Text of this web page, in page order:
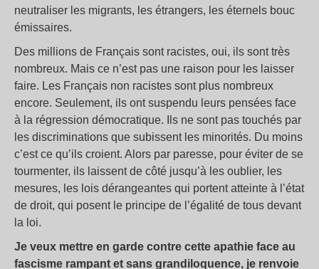
neutraliser les migrants, les étrangers, les éternels bouc
émissaires.
Des millions de Français sont racistes, oui, ils sont très
nombreux. Mais ce n’est pas une raison pour les laisser
faire. Les Français non racistes sont plus nombreux
encore. Seulement, ils ont suspendu leurs pensées face
à la régression démocratique. Ils ne sont pas touchés par
les discriminations que subissent les minorités. Du moins
c’est ce qu’ils croient. Alors par paresse, pour éviter de se
tourmenter, ils laissent de côté jusqu’à les oublier, les
mesures, les lois dérangeantes qui portent atteinte à l’état
de droit, qui posent le principe de l’égalité de tous devant
la loi.
Je veux mettre en garde contre cette apathie face au
fascisme rampant et sans grandiloquence, je renvoie